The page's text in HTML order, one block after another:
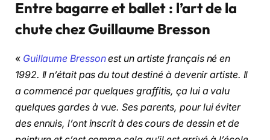
Entre bagarre et ballet : l’art de la
chute chez Guillaume Bresson
« Guillaume Bressonest un artiste français né en
1992. Il n’était pas du tout destiné à devenir artiste. Il
a commencé par quelques graffitis, ça lui a valu
quelques gardes à vue. Ses parents, pour lui éviter
des ennuis, l’ont inscrit à des cours de dessin et de